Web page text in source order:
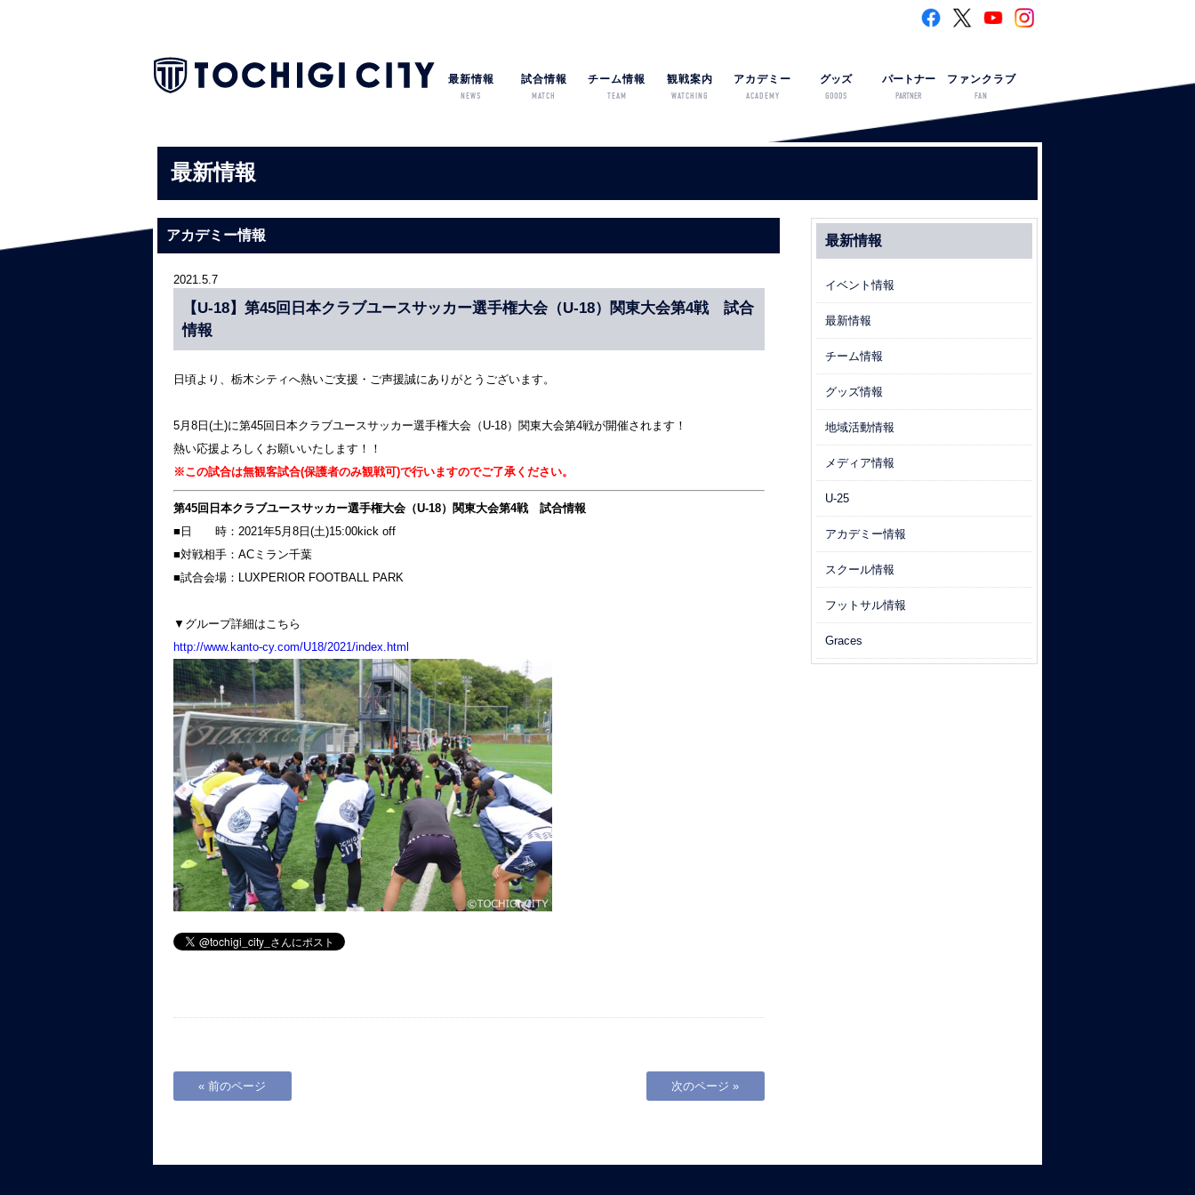
最新情報
NEWS
試合情報
MATCH
チーム情報
TEAM
観戦案内
WATCHING
アカデミー
ACADEMY
グッズ
GOODS
パートナー
PARTNER
ファンクラブ
FAN
最新情報
アカデミー情報
2021.5.7
【U-18】第45回日本クラブユースサッカー選手権大会（U-18）関東大会第4戦 試合
情報
日頃より、栃木シティへ熱いご支援・ご声援誠にありがとうございます。
5月8日(土)に第45回日本クラブユースサッカー選手権大会（U-18）関東大会第4戦が開催されます！
熱い応援よろしくお願いいたします！！
※この試合は無観客試合(保護者のみ観戦可)で行いますのでご了承ください。
第45回日本クラブユースサッカー選手権大会（U-18）関東大会第4戦 試合情報
■日 時：2021年5月8日(土)15:00kick off
■対戦相手：ACミラン千葉
■試合会場：LUXPERIOR FOOTBALL PARK
▼グループ詳細はこちら
http://www.kanto-cy.com/U18/2021/index.html
« 前のページ 次のページ »
最新情報
イベント情報
最新情報
チーム情報
グッズ情報
地域活動情報
メディア情報
U-25
アカデミー情報
スクール情報
フットサル情報
Graces